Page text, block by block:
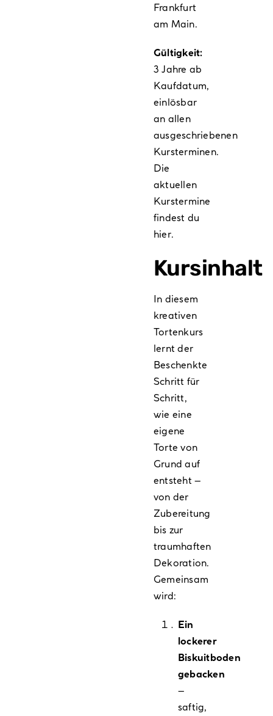
Frankfurt
am Main.
Gültigkeit:
3 Jahre ab
Kaufdatum,
einlösbar
an allen
ausgeschriebenen
Kursterminen.
Die
aktuellen
Kurstermine
findest du
hier.
Kursinhalt
In diesem
kreativen
Tortenkurs
lernt der
Beschenkte
Schritt für
Schritt,
wie eine
eigene
Torte von
Grund auf
entsteht –
von der
Zubereitung
bis zur
traumhaften
Dekoration.
Gemeinsam
wird:
Ein
lockerer
Biskuitboden
gebacken
–
saftig,